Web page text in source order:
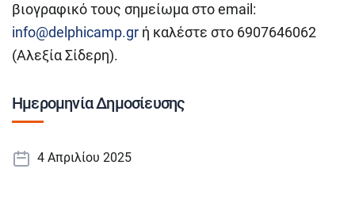
βιογραφικό τους σημείωμα στο email:
info@delphicamp.gr ή καλέστε στo 6907646062
(Αλεξία Σίδερη).
Ημερομηνία Δημοσίευσης
4 Απριλίου 2025